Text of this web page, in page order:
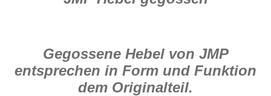
Gegossene Hebel von JMP
entsprechen in Form und Funktion
dem Originalteil.